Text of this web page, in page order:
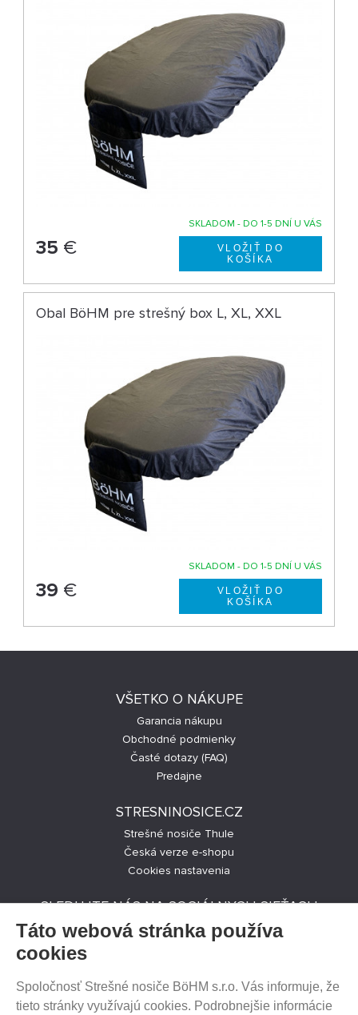
SKLADOM - DO 1-5 DNÍ U VÁS
35 €
Obal BöHM pre strešný box L, XL, XXL
SKLADOM - DO 1-5 DNÍ U VÁS
39 €
VŠETKO O NÁKUPE
Garancia nákupu
Obchodné podmienky
Časté dotazy (FAQ)
Predajne
STRESNINOSICE.CZ
Strešné nosiče Thule
Česká verze e-shopu
Cookies nastavenia
SLEDUJTE NÁS NA SOCIÁLNYCH SIEŤACH
PREDAJ NA SPLÁTKY
Táto webová stránka používa
cookies
Spoločnosť Strešné nosiče BöHM s.r.o. Vás informuje, že
tieto stránky využívajú cookies. Podrobnejšie informácie